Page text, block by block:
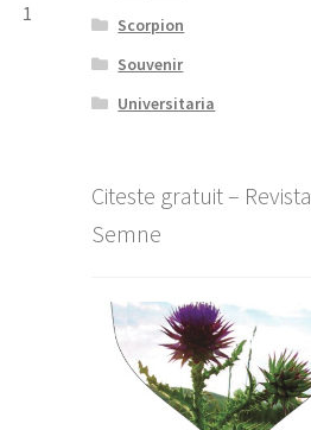
Scorpion
Souvenir
Universitaria
Citeste gratuit – Revista
Semne